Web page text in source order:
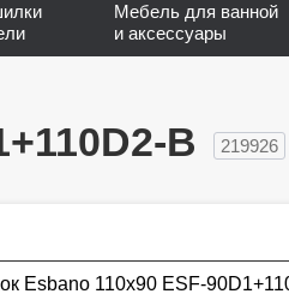
Мебель для ванной
и аксессуары
B 219926
Esbano 110х90 ESF-